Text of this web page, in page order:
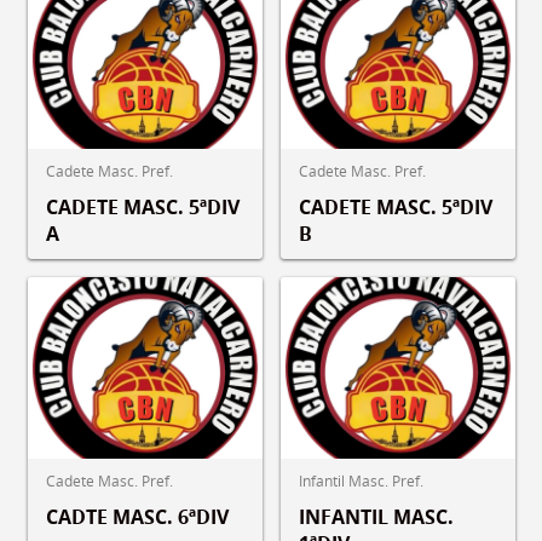
Cadete Masc. Pref.
CADETE MASC. 5ªDIV
A
Cadete Masc. Pref.
CADETE MASC. 5ªDIV
B
Cadete Masc. Pref.
CADTE MASC. 6ªDIV
Infantil Masc. Pref.
INFANTIL MASC.